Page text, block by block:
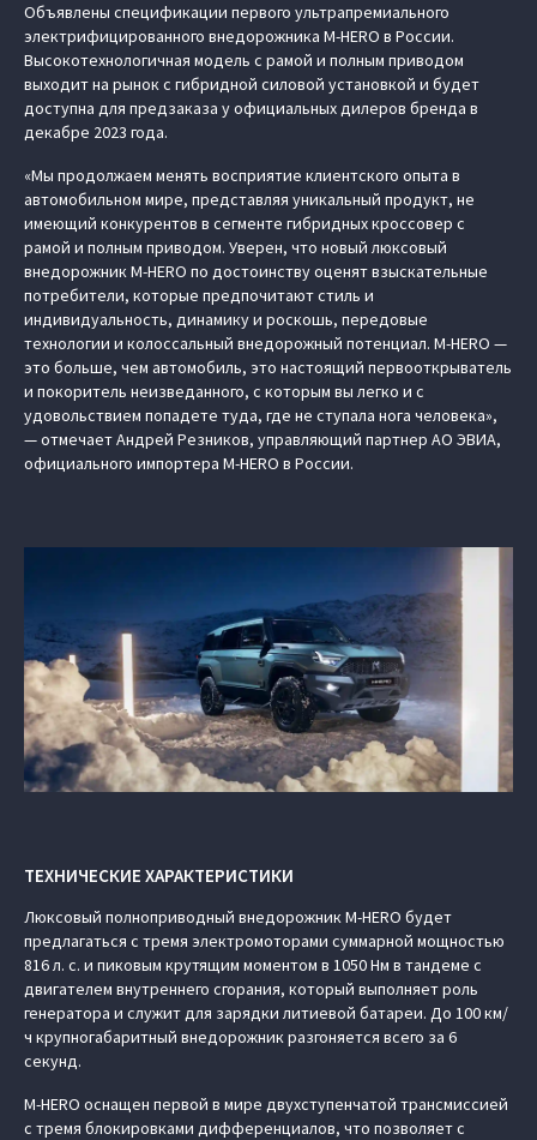
Объявлены спецификации первого ультрапремиального
электрифицированного внедорожника M‑HERO в России.
Высокотехнологичная модель с рамой и полным приводом
выходит на рынок с гибридной силовой установкой и будет
доступна для предзаказа у официальных дилеров бренда в
декабре 2023 года.
«Мы продолжаем менять восприятие клиентского опыта в
автомобильном мире, представляя уникальный продукт, не
имеющий конкурентов в сегменте гибридных кроссовер с
рамой и полным приводом. Уверен, что новый люксовый
внедорожник M‑HERO по достоинству оценят взыскательные
потребители, которые предпочитают стиль и
индивидуальность, динамику и роскошь, передовые
технологии и колоссальный внедорожный потенциал. M‑HERO —
это больше, чем автомобиль, это настоящий первооткрыватель
и покоритель неизведанного, с которым вы легко и с
удовольствием попадете туда, где не ступала нога человека»,
— отмечает Андрей Резников, управляющий партнер АО ЭВИА,
официального импортера M‑HERO в России.
ТЕХНИЧЕСКИЕ ХАРАКТЕРИСТИКИ
Люксовый полноприводный внедорожник M‑HERO будет
предлагаться с тремя электромоторами суммарной мощностью
816 л. с. и пиковым крутящим моментом в 1050 Нм в тандеме с
двигателем внутреннего сгорания, который выполняет роль
генератора и служит для зарядки литиевой батареи. До 100 км/
ч крупногабаритный внедорожник разгоняется всего за 6
секунд.
M‑HERO оснащен первой в мире двухступенчатой трансмиссией
с тремя блокировками дифференциалов, что позволяет с